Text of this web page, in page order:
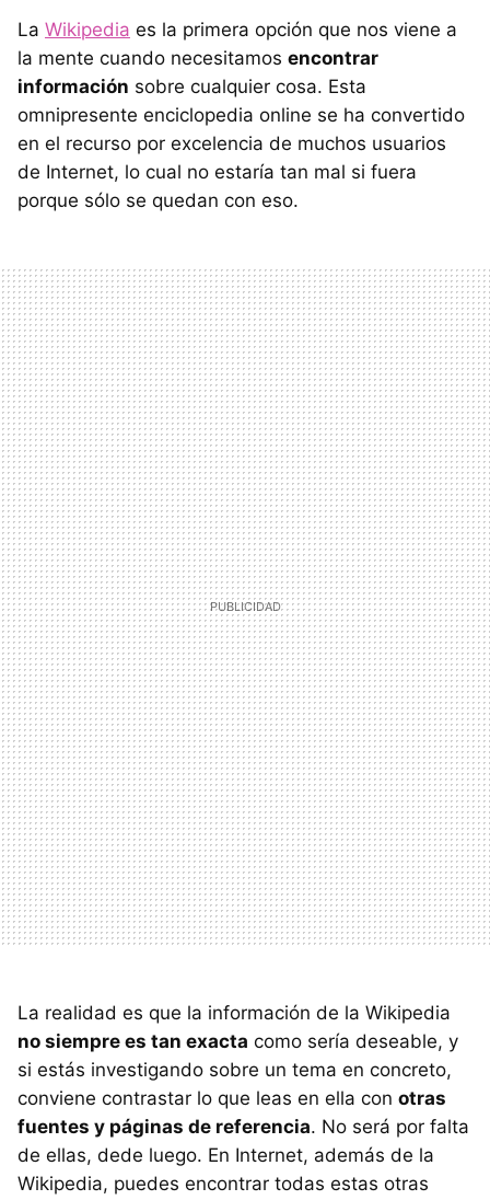
La Wikipedia es la primera opción que nos viene a
la mente cuando necesitamos encontrar
información sobre cualquier cosa. Esta
omnipresente enciclopedia online se ha convertido
en el recurso por excelencia de muchos usuarios
de Internet, lo cual no estaría tan mal si fuera
porque sólo se quedan con eso.
La realidad es que la información de la Wikipedia
no siempre es tan exacta como sería deseable, y
si estás investigando sobre un tema en concreto,
conviene contrastar lo que leas en ella con otras
fuentes y páginas de referencia. No será por falta
de ellas, dede luego. En Internet, además de la
Wikipedia, puedes encontrar todas estas otras